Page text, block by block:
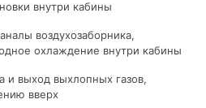
внутри кабины
воздухозаборника,
охлаждение внутри кабины
и выход выхлопных газов,
вверх